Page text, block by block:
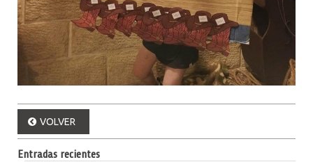
VOLVER
Entradas recientes